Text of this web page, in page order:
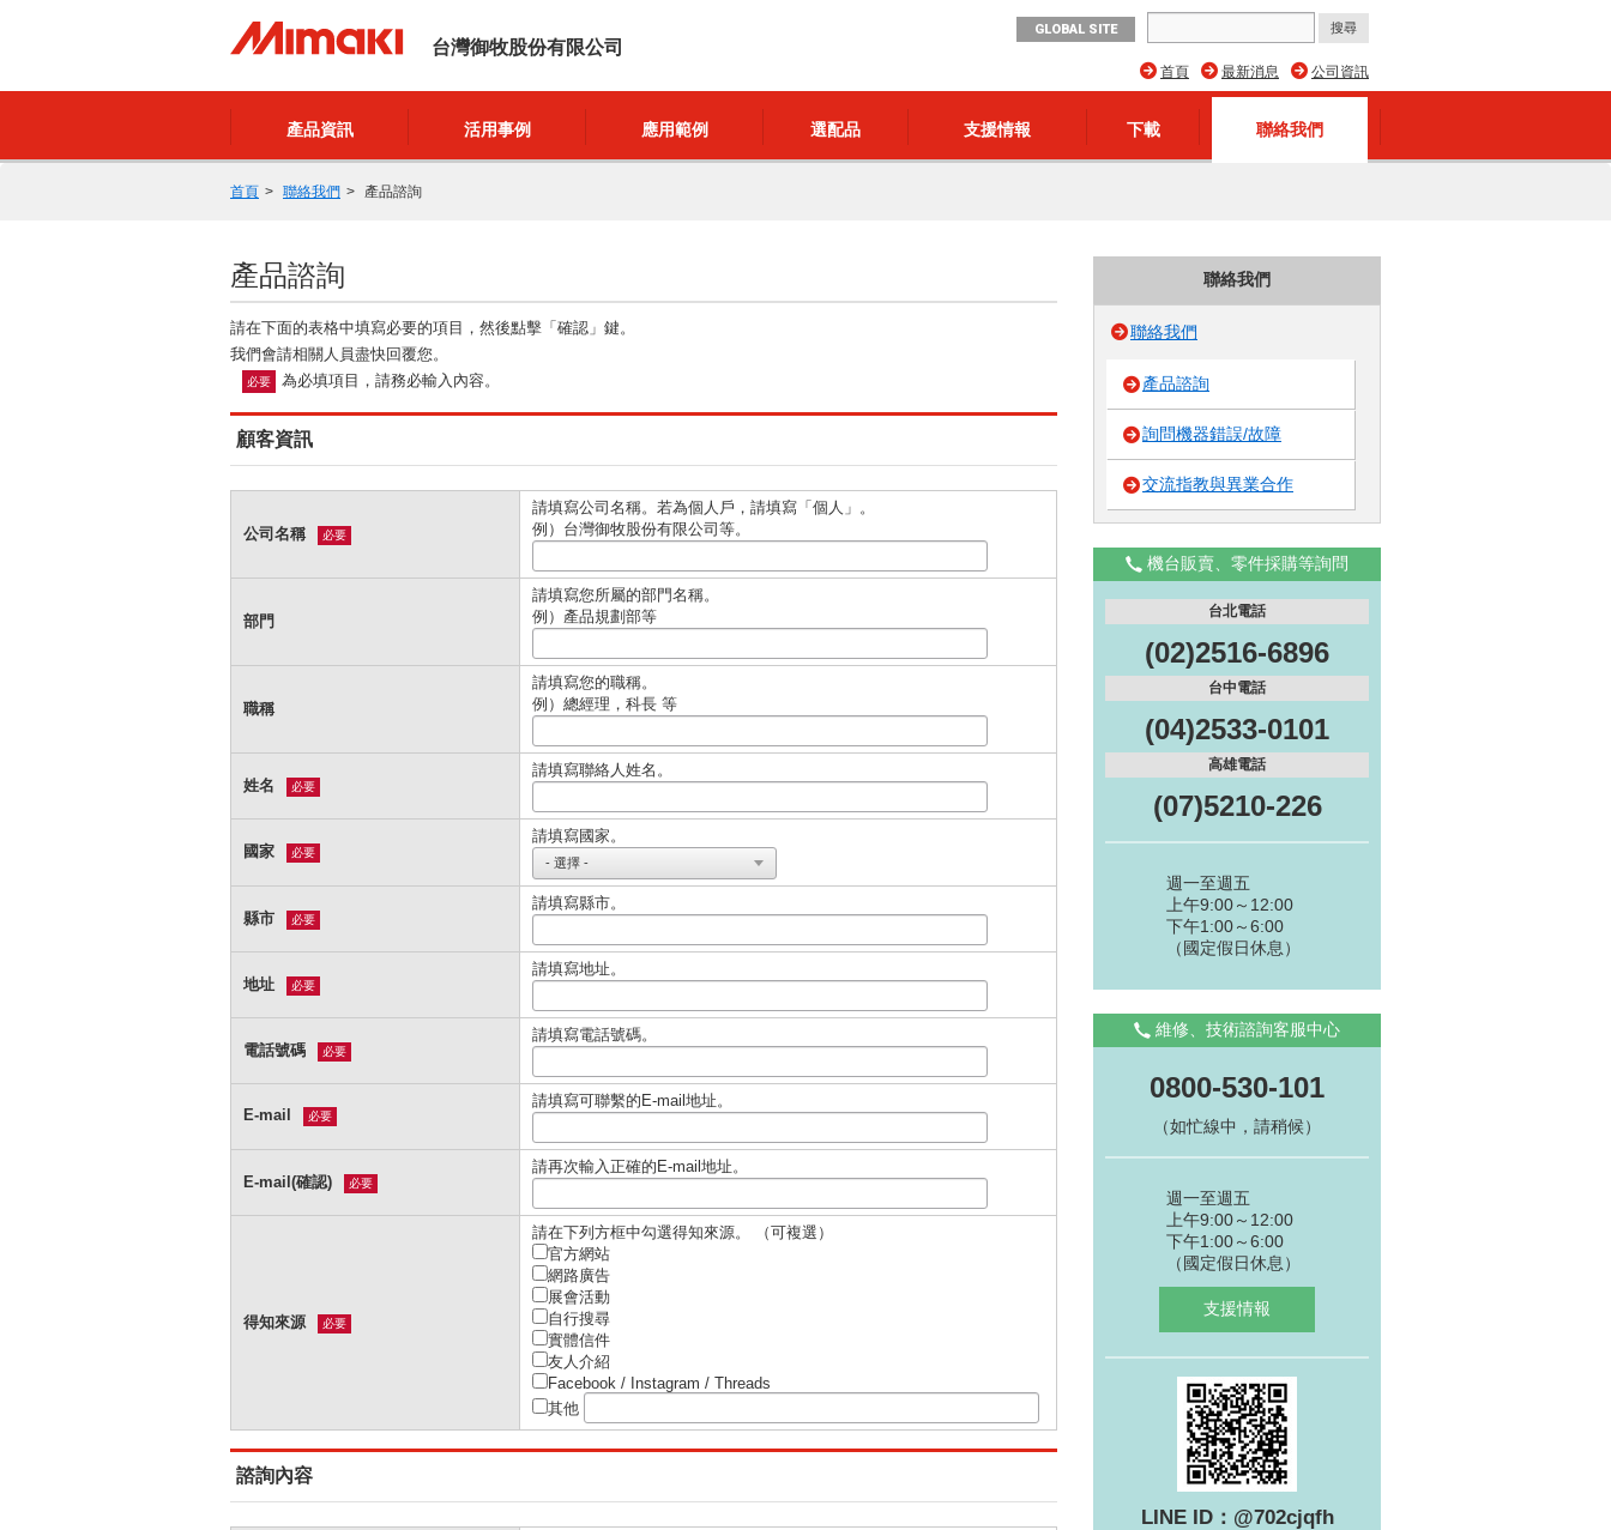
台灣御牧股份有限公司
GLOBAL SITE
公司資訊
最新消息
首頁
產品資訊 活用事例 應用範例 選配品 支援情報 下載 聯絡我們
首頁 聯絡我們 產品諮詢
產品諮詢
請在下面的表格中填寫必要的項目，然後點擊「確認」鍵。
我們會請相關人員盡快回覆您。
必要 為必填項目，請務必輸入內容。
顧客資訊
公司名稱 必要
請填寫公司名稱。若為個人戶，請填寫「個人」。
例）台灣御牧股份有限公司等。
部門
請填寫您所屬的部門名稱。
例）產品規劃部等
職稱
請填寫您的職稱。
例）總經理，科長 等
姓名 必要
請填寫聯絡人姓名。
國家 必要
請填寫國家。
縣市 必要
請填寫縣市。
地址 必要
請填寫地址。
電話號碼 必要
請填寫電話號碼。
E-mail 必要
請填寫可聯繫的E-mail地址。
E-mail(確認) 必要
請再次輸入正確的E-mail地址。
得知來源 必要
請在下列⽅框中勾選得知來源。 （可複選）
官⽅網站
網路廣告
展會活動
⾃⾏搜尋
實體信件
友⼈介紹
Facebook / Instagram / Threads
其他
諮詢內容
聯絡我們
聯絡我們
產品諮詢
詢問機器錯誤/故障
交流指教與異業合作
機台販賣、零件採購等詢問
台北電話
(02)2516-6896
台中電話
(04)2533-0101
高雄電話
(07)5210-226
週一至週五
上午9:00～12:00
下午1:00～6:00
（國定假日休息）
維修、技術諮詢客服中心
0800-530-101
（如忙線中，請稍候）
週一至週五
上午9:00～12:00
下午1:00～6:00
（國定假日休息）
支援情報
LINE ID：@702cjqfh